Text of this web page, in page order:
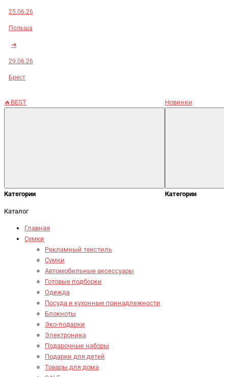
25.06.26
Польша
➜
29.06.26
Брест
🔥BEST
Категории
Новинки
Категории
Каталог
Главная
Сумки
Рекламный текстиль
Сумки
Автомобильные аксессуары
Готовые подборки
Одежда
Посуда и кухонные принадлежности
Блокноты
Эко-подарки
Электроника
Подарочные наборы
Подарки для детей
Товары для дома